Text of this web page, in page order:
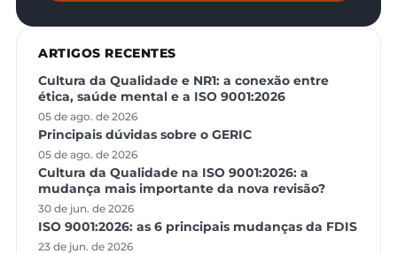
ARTIGOS RECENTES
Cultura da Qualidade e NR1: a conexão entre
ética, saúde mental e a ISO 9001:2026
05 de ago. de 2026
Principais dúvidas sobre o GERIC
05 de ago. de 2026
Cultura da Qualidade na ISO 9001:2026: a
mudança mais importante da nova revisão?
30 de jun. de 2026
ISO 9001:2026: as 6 principais mudanças da FDIS
23 de jun. de 2026